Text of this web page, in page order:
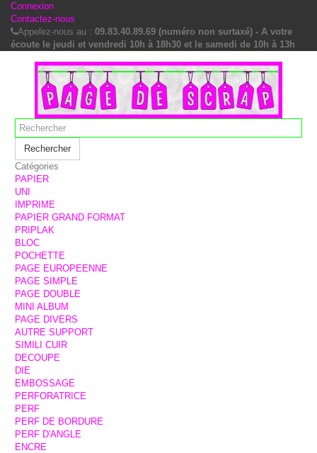
Connexion
Contactez-nous
Appelez-nous au : 09.83.40.89.69 (numéro non surtaxé) - A votre
écoute le jeudi et vendredi 10h à 18h30 et le samedi de 10h à 13h
Rechercher
Catégories
PAPIER
UNI
IMPRIME
PAPIER GRAND FORMAT
PRIPLAK
BLOC
POCHETTE
PAGE EUROPEENNE
PAGE SIMPLE
PAGE DOUBLE
MINI ALBUM
PAGE DIVERS
AUTRE SUPPORT
SIMILI CUIR
DECOUPE
DIE
EMBOSSAGE
PERFORATRICE
PERF
PERF DE BORDURE
PERF D'ANGLE
ENCRE